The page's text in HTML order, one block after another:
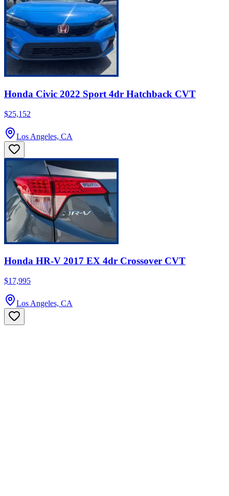
Honda Civic 2022 Sport 4dr Hatchback CVT
$25,152
Los Angeles, CA
Honda HR-V 2017 EX 4dr Crossover CVT
$17,995
Los Angeles, CA